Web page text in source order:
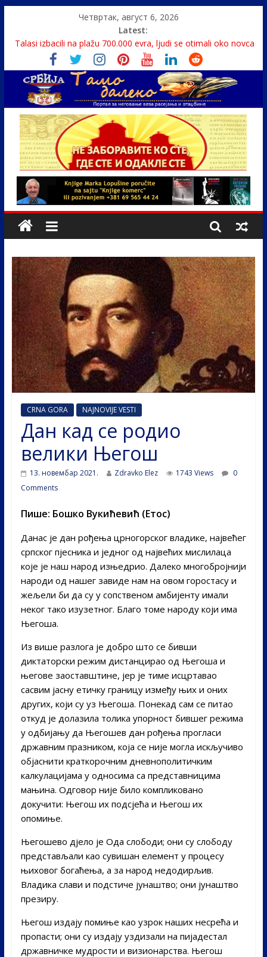
Четвртак, август 6, 2026
Latest:
Talasi izbacili na plažu 700.000 evra, ljudi se otimali oko novca
Srbin zaspao na Dunavu, reka ga odnela u Rumuniju
Politika i seks glavne teme srpskih medija
U Srbiji pola miliona migranata, 100 000 stranaca se zaposlilo
Monasi spasili dete sa litice visoke 15 metara
CRNA GORA NAJNOVIJE VESTI
Дан кад се родио
велики Његош
13. новембар 2021. Zdravko Elez 1743 Views
0
Comments
Пише: Бошко Вукићевић (Етос)
Данас је дан рођења црногорског владике, највећег
српског пјесника и једног од највећих мислилаца
које је наш народ изњедрио. Далеко многобројнији
народи од нашег завиде нам на овом горостасу и
жељели би да су у сопственом амбијенту имали
неког тако изузетног. Благо томе народу који има
Његоша.
Из више разлога је добро што се бивши
диктаторски режим дистанцирао од Његоша и
његове заоставштине, јер је тиме исцртавао
сасвим јасну етичку границу између њих и оних
других, који су уз Његоша. Понекад сам се питао
откуд је долазила толика упорност бившег режима
у одбијању да Његошев дан рођења прогласи
државним празником, која се није могла искључиво
објаснити краткорочним дневнополитичким
калкулацијама у односима са представницима
мањина. Одговор није било компликовано
докучити: Његош их подсјећа и Његош их
опомиње.
Његошево дјело је Ода слободи; они су слободу
представљали као сувишан елемент у процесу
њиховог богаћења, а за народ недодирљив.
Владика слави и подстиче јунаштво; они јунаштво
презиру.
Његош издају помиње као узрок наших несрећа и
пропасти; они су издају уздизали на пијадестал
државничке мудрости и визионарства. Његош